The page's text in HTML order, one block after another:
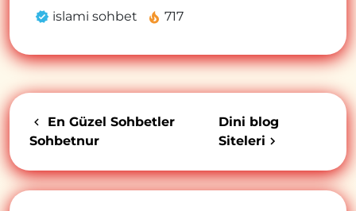
islami sohbet 717
En Güzel Sohbetler
Sohbetnur
Dini blog
Siteleri